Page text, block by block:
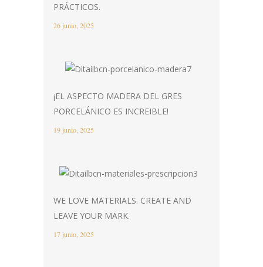
PRÁCTICOS.
26 junio, 2025
¡EL ASPECTO MADERA DEL GRES
PORCELÁNICO ES INCREIBLE!
19 junio, 2025
WE LOVE MATERIALS. CREATE AND
LEAVE YOUR MARK.
17 junio, 2025